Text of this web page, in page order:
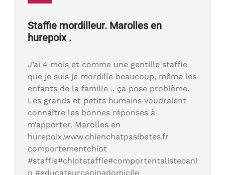
Staffie mordilleur. Marolles en
hurepoix .
J’ai 4 mois et comme une gentille staffie
que je suis je mordille beaucoup, même les
enfants de la famille .. ça pose problème.
Les grands et petits humains voudraient
connaître les bonnes réponses à
m’apporter. Marolles en
hurepoix.www.chienchatpasibetes.fr
comportementchiot
#staffie#chiotstaffie#comportentalistecani
n #educateurcaninadomicile